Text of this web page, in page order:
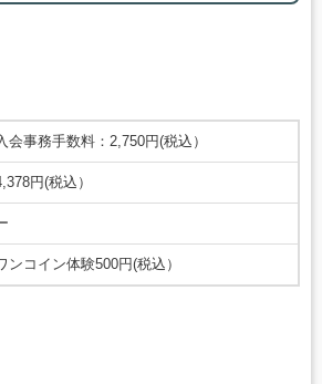
会事務手数料：2,750円(税込）
円(税込）
ンコイン体験500円(税込）